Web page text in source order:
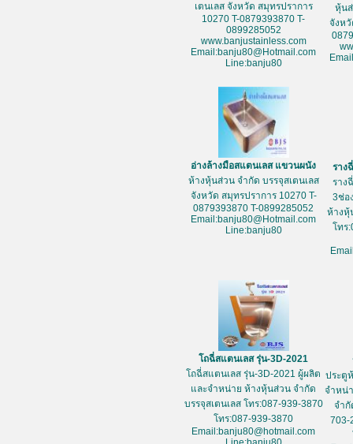
เตนเลส จังหวัด สมุทรปราการ
10270 T-0879393870 T-
0899285052
www.banjustainless.com
Email:banju80@Hotmail.com
Line:banju80
หุ้น
จังห
อ่างล้างมือสแตนเลส แขวนผนัง
ห้างหุ้นส่วน จำกัด บรรจุสเตนเลส
จังหวัด สมุทรปราการ 10270 T-
0879393870 T-0899285052
Email:banju80@Hotmail.com
Line:banju80
ราง
ราง
3ช่อ
ห้างหุ้
โทร
โถฉี่สแตนเลส รุ่น-3D-2021
โถฉี่สแตนเลส รุ่น-3D-2021 ผู้ผลิต
และจำหน่าย ห้างหุ้นส่วน จำกัด
บรรจุสเตนเลส โทร:087-939-3870
โทร:087-939-3870
Email:banju80@hotmail.com
ประตู
จำหน่
จำกั
703-